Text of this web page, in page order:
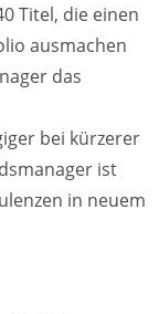
Titel, die einen
ausmachen
das
bei kürzerer
ist
in neuem